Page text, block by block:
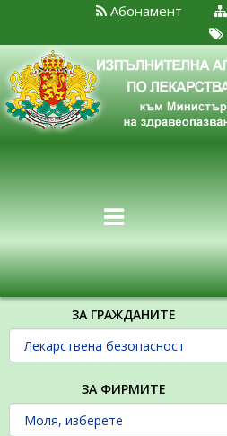
Абонамент
ЗА ГРАЖДАНИТЕ
ЗА ФИРМИТЕ